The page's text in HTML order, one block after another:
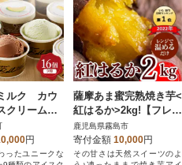
ルク カウ
クリームセ
円
ったユニークな
薩摩あま蜜完熟焼き芋<
紅はるか>2kg!【フレッ
シュジャパン鹿児島】
A-180
鹿児島県霧島市
寄付金額 10,000円
その甘さは天然スイーツのよ